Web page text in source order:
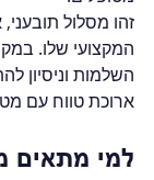
זהו מסלול
המקצועי שלו.
השלמות וניסיון
ארוכת טווח עם
למי מתאים